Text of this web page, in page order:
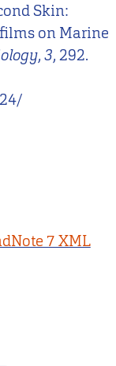
Skin:
on Marine
,3, 292.
7 XML